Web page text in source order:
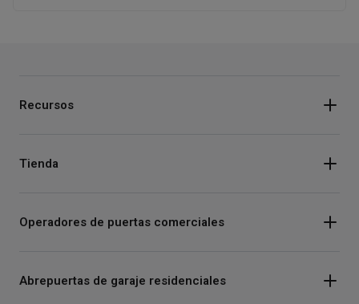
Recursos
Tienda
Operadores de puertas comerciales
Abrepuertas de garaje residenciales